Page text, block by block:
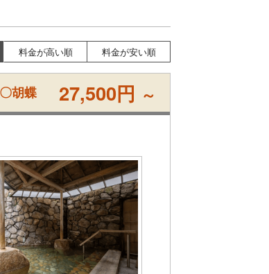
料金が高い順 料金が安い順
胡蝶 27,500円 ～